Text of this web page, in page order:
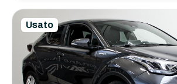
Usato